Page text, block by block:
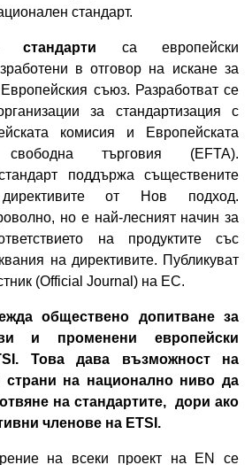
стандарт.
стандарти са европейски
в отговор на искане за
съюз. Разработват се
за стандартизация с
комисия и Европейската
търговия (EFTA).
поддържа съществените
от Нов подход.
но е най-лесният начин за
на продуктите със
на директивите. Публикуват
(Official Journal) на ЕС.
допитване за
и променени европейски
Това дава възможност на
страни на национално ниво да
на стандартите, дори ако
членове на ETSI.
на всеки проект на EN се